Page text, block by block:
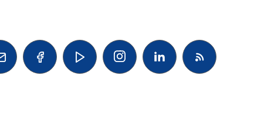
  